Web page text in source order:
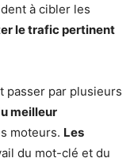
à cibler les
le trafic pertinent
passer par plusieurs
meilleur
moteurs. Les
du mot-clé et du